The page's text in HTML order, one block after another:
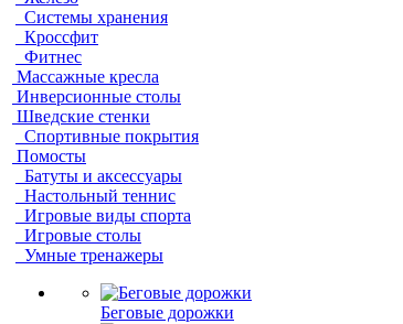
Системы хранения
Кроссфит
Фитнес
Массажные кресла
Инверсионные столы
Шведские стенки
Спортивные покрытия
Помосты
Батуты и аксессуары
Настольный теннис
Игровые виды спорта
Игровые столы
Умные тренажеры
Беговые дорожки